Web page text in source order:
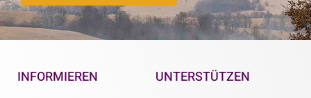
INFORMIEREN UNTERSTÜTZEN